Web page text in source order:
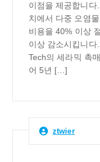
이점을 제공합니
치에서 다중 오염
비용을 40% 이상
이상 감소시킵니
Tech의 세라믹 촉
어 5년 […]
ztwier